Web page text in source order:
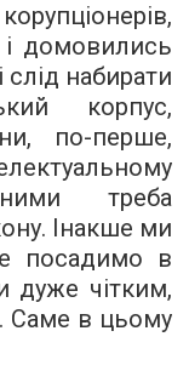
домовились
слід набирати
корпус,
по-перше,
треба
Інакше ми
посадимо в
дуже чітким,
Саме в цьому